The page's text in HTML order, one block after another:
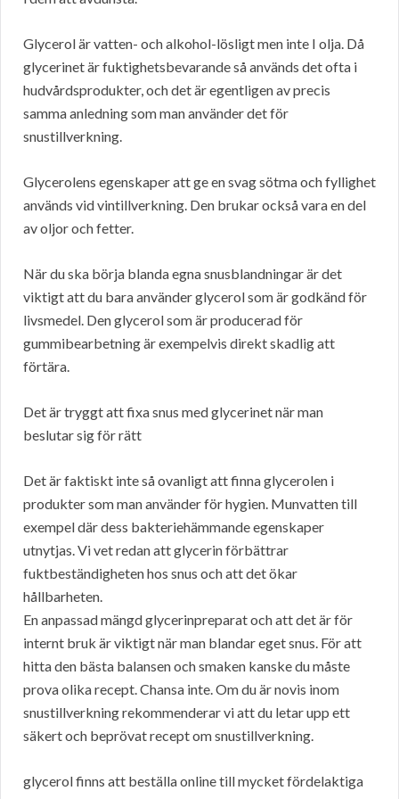
Glycerol är vatten- och alkohol-lösligt men inte I olja. Då
glycerinet är fuktighetsbevarande så används det ofta i
hudvårdsprodukter, och det är egentligen av precis
samma anledning som man använder det för
snustillverkning.
Glycerolens egenskaper att ge en svag sötma och fyllighet
används vid vintillverkning. Den brukar också vara en del
av oljor och fetter.
När du ska börja blanda egna snusblandningar är det
viktigt att du bara använder glycerol som är godkänd för
livsmedel. Den glycerol som är producerad för
gummibearbetning är exempelvis direkt skadlig att
förtära.
Det är tryggt att fixa snus med glycerinet när man
beslutar sig för rätt
Det är faktiskt inte så ovanligt att finna glycerolen i
produkter som man använder för hygien. Munvatten till
exempel där dess bakteriehämmande egenskaper
utnytjas. Vi vet redan att glycerin förbättrar
fuktbeständigheten hos snus och att det ökar
hållbarheten.
En anpassad mängd glycerinpreparat och att det är för
internt bruk är viktigt när man blandar eget snus. För att
hitta den bästa balansen och smaken kanske du måste
prova olika recept. Chansa inte. Om du är novis inom
snustillverkning rekommenderar vi att du letar upp ett
säkert och beprövat recept om snustillverkning.
glycerol finns att beställa online till mycket fördelaktiga